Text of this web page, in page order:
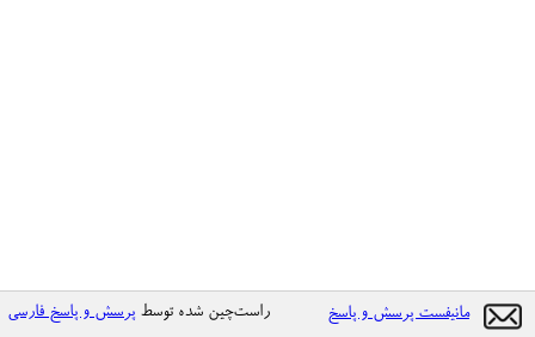
مانیفست پرسش و پاسخ راست‌چین شده توسط پرسش و پاسخ فارسی